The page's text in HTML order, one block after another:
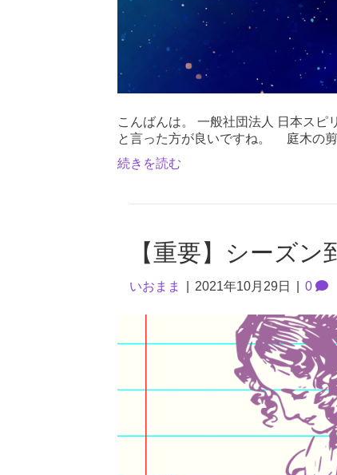
こんばんは。 一般社団法人 日本ス
と言った方が良いですね。 庭木の
続きを読む
【重要】シーズン
いおまま 2021年10月29日 0